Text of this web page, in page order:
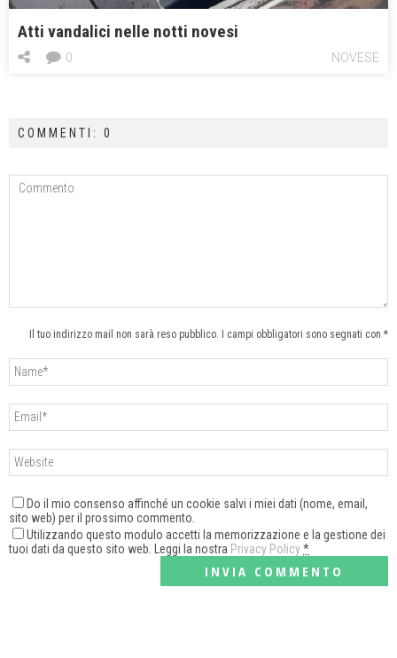
Atti vandalici nelle notti novesi
NOVESE
0
COMMENTI: 0
Il tuo indirizzo mail non sarà reso pubblico. I campi obbligatori sono segnati con *
Do il mio consenso affinché un cookie salvi i miei dati (nome, email,
sito web) per il prossimo commento.
Utilizzando questo modulo accetti la memorizzazione e la gestione dei
tuoi dati da questo sito web. Leggi la nostra Privacy Policy*